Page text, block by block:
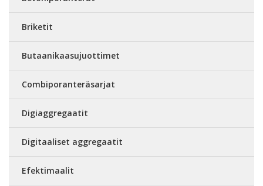
Briketit
Butaanikaasujuottimet
Combiporanteräsarjat
Digiaggregaatit
Digitaaliset aggregaatit
Efektimaalit